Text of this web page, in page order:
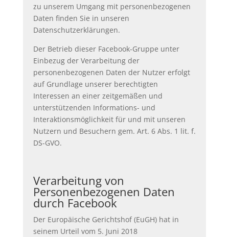
zu unserem Umgang mit personenbezogenen
Daten finden Sie in unseren
Datenschutzerklärungen.
Der Betrieb dieser Facebook-Gruppe unter
Einbezug der Verarbeitung der
personenbezogenen Daten der Nutzer erfolgt
auf Grundlage unserer berechtigten
Interessen an einer zeitgemäßen und
unterstützenden Informations- und
Interaktionsmöglichkeit für und mit unseren
Nutzern und Besuchern gem. Art. 6 Abs. 1 lit. f.
DS-GVO.
Verarbeitung von
Personenbezogenen Daten
durch Facebook
Der Europäische Gerichtshof (EuGH) hat in
seinem Urteil vom 5. Juni 2018